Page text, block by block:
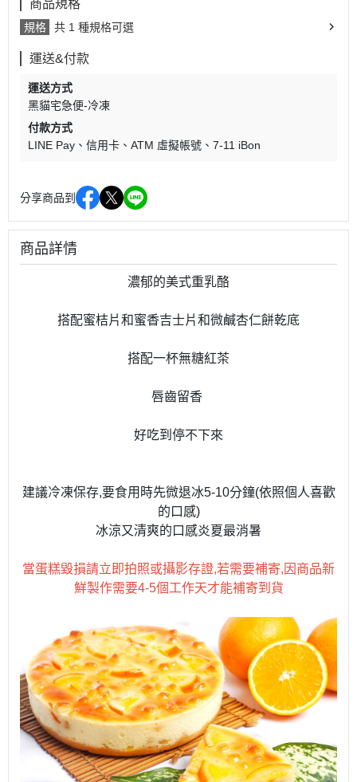
商品規格
規格 共 1 種規格可選
運送&付款
運送方式
黑貓宅急便-冷凍
付款方式
LINE Pay
信用卡 ATM 虛擬帳號 7-11 iBon
分享商品到
商品詳情
濃郁的美式重乳酪
搭配蜜桔片和蜜香吉士片和微鹹杏仁餅乾底
搭配一杯無糖紅茶
唇齒留香
好吃到停不下來
建議冷凍保存,要食用時先微退冰5-10分鐘(依照個人喜歡
的口感)
冰涼又清爽的口感炎夏最消暑
當蛋糕毀損請立即拍照或攝影存證,若需要補寄,因商品新
鮮製作需要4-5個工作天才能補寄到貨